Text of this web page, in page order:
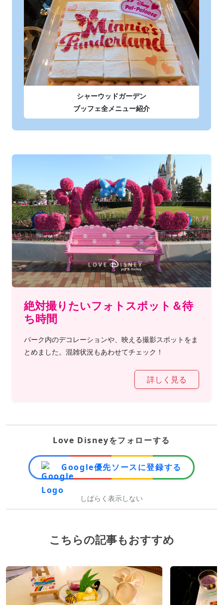
シャーウッドガーデン
ブッフェ全メニュー紹介
絶対撮りたいフォトスポット＆待
ち時間
パーク内のデコレーションや、映える撮影スポットをま
とめました。混雑状況もあわせてチェック！
詳しく見る
Love Disneyをフォローする
Google優先ソースに登録する
しばらく表示しない
こちらの記事もおすすめ